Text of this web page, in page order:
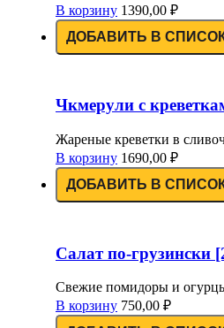
В корзину 1390,00 ₽
ДОБАВИТЬ В
Чкмерули с
Жареные креветки в
В корзину 1690,00 ₽
ДОБАВИТЬ В
Салат по-грузински
Свежие помидоры и
В корзину 750,00 ₽